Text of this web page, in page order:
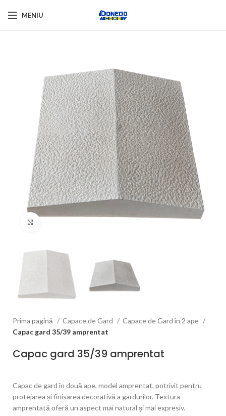
MENIU
Prima pagină Capace de Gard
Capace de Gard în 2 ape
Capac gard 35/39 amprentat
Capac gard 35/39 amprentat
Capac de gard în două ape, model amprentat, potrivit pentru
protejarea și finisarea decorativă a gardurilor. Textura
amprentată oferă un aspect mai natural și mai expresiv.